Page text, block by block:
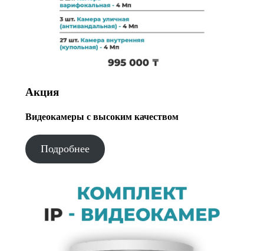
Акция
Видеокамеры с высоким качеством
Подробнее